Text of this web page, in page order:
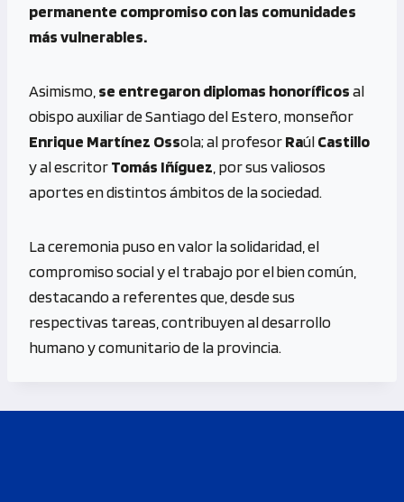
permanente compromiso con las comunidades
más vulnerables.
Asimismo, se entregaron diplomas honoríficosal
obispo auxiliar de Santiago del Estero, monseñor
Enrique Martínez Ossola; al profesorRaúlCastillo
y al escritorTomás Iñíguez , por sus valiosos
aportes en distintos ámbitos de la sociedad.
La ceremonia puso en valor la solidaridad, el
compromiso social y el trabajo por el bien común,
destacando a referentes que, desde sus
respectivas tareas, contribuyen al desarrollo
humano y comunitario de la provincia.